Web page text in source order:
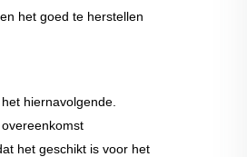
het goed te herstellen
hiernavolgende.
het geschikt is voor het